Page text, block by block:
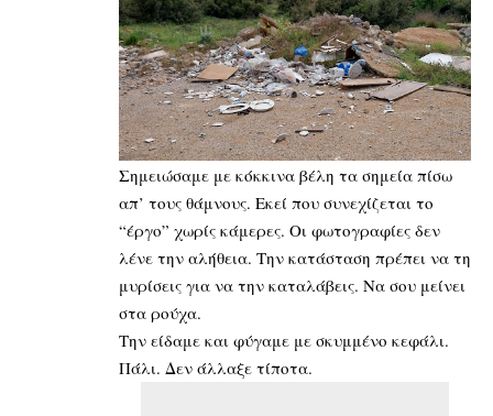
Σημειώσαμε με κόκκινα βέλη τα σημεία πίσω
απ’ τους θάμνους. Εκεί που συνεχίζεται το
“έργο” χωρίς κάμερες. Οι φωτογραφίες δεν
λένε την αλήθεια. Την κατάσταση πρέπει να τη
μυρίσεις για να την καταλάβεις. Να σου μείνει
στα ρούχα.
Την είδαμε και φύγαμε με σκυμμένο κεφάλι.
Πάλι. Δεν άλλαξε τίποτα.